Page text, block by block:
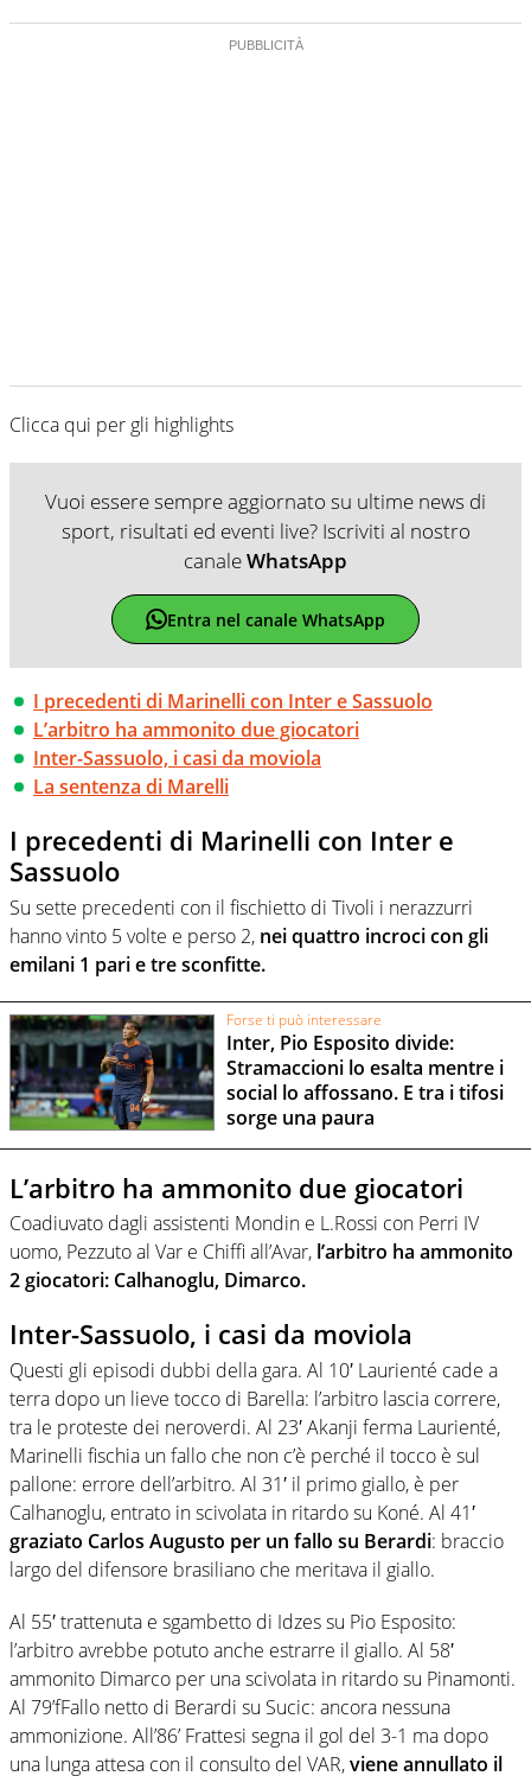
Clicca qui per gli highlights
Vuoi essere sempre aggiornato su ultime news di
sport, risultati ed eventi live? Iscriviti al nostro
canaleWhatsApp
Entra nel canale WhatsApp
I precedenti di Marinelli con Inter e Sassuolo
L’arbitro ha ammonito due giocatori
Inter-Sassuolo, i casi da moviola
La sentenza di Marelli
I precedenti di Marinelli con Inter e
Sassuolo
Su sette precedenti con il fischietto di Tivoli i nerazzurri
hanno vinto 5 volte e perso 2, nei quattro incroci con gli
emilani 1 pari e tre sconfitte.
Forse ti può interessare
Inter, Pio Esposito divide:
Stramaccioni lo esalta mentre i
social lo affossano. E tra i tifosi
sorge una paura
L’arbitro ha ammonito due giocatori
Coadiuvato dagli assistenti Mondin e L.Rossi con Perri IV
uomo, Pezzuto al Var e Chiffi all’Avar, l’arbitro ha ammonito
2 giocatori: Calhanoglu, Dimarco.
Inter-Sassuolo, i casi da moviola
Questi gli episodi dubbi della gara. Al 10′ Laurienté cade a
terra dopo un lieve tocco di Barella: l’arbitro lascia correre,
tra le proteste dei neroverdi. Al 23′ Akanji ferma Laurienté,
Marinelli fischia un fallo che non c’è perché il tocco è sul
pallone: errore dell’arbitro. Al 31′ il primo giallo, è per
Calhanoglu, entrato in scivolata in ritardo su Koné. Al 41′
graziato Carlos Augusto per un fallo su Berardi: braccio
largo del difensore brasiliano che meritava il giallo.
Al 55′ trattenuta e sgambetto di Idzes su Pio Esposito:
l’arbitro avrebbe potuto anche estrarre il giallo. Al 58′
ammonito Dimarco per una scivolata in ritardo su Pinamonti.
Al 79’fFallo netto di Berardi su Sucic: ancora nessuna
ammonizione. All’86’ Frattesi segna il gol del 3-1 ma dopo
una lunga attesa con il consulto del VAR,viene annullato il